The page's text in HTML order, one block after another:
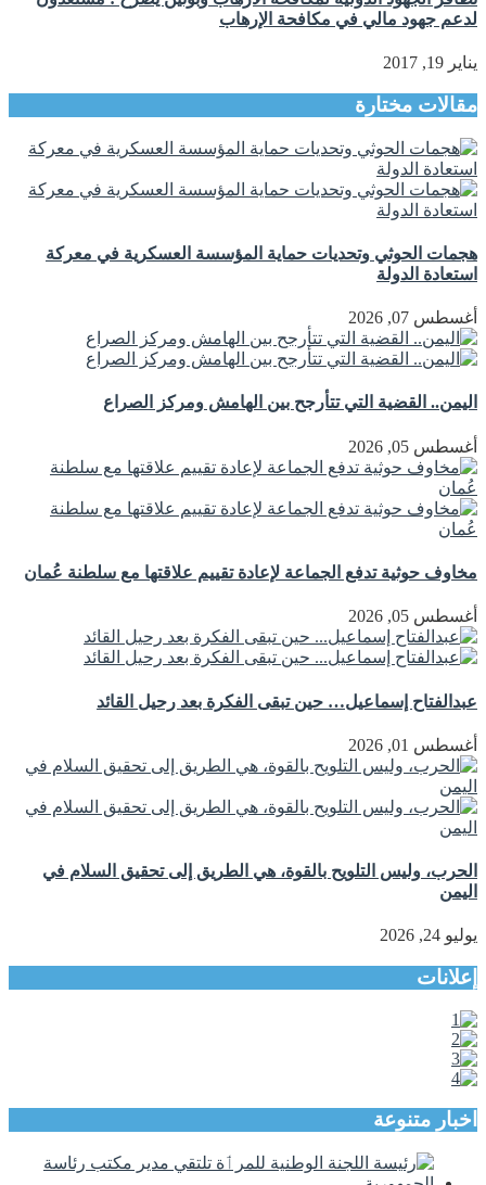
لدعم جهود مالي في مكافحة الإرهاب
يناير 19, 2017
مقالات مختارة
هجمات الحوثي وتحديات حماية المؤسسة العسكرية في معركة
استعادة الدولة
أغسطس 07, 2026
اليمن.. القضية التي تتأرجح بين الهامش ومركز الصراع
أغسطس 05, 2026
مخاوف حوثية تدفع الجماعة لإعادة تقييم علاقتها مع سلطنة عُمان
أغسطس 05, 2026
عبدالفتاح إسماعيل… حين تبقى الفكرة بعد رحيل القائد
أغسطس 01, 2026
الحرب، وليس التلويح بالقوة، هي الطريق إلى تحقيق السلام في
اليمن
يوليو 24, 2026
إعلانات
اخبار متنوعة